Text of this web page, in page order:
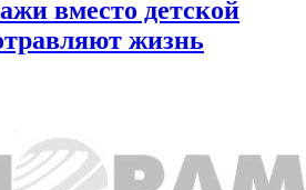
вместо детской
жизнь